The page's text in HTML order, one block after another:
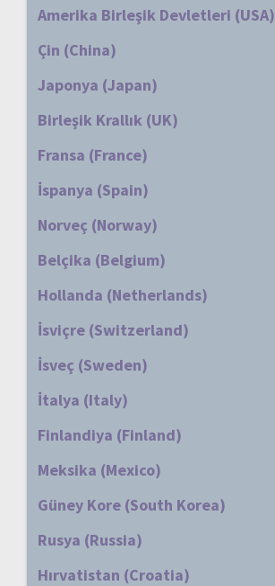
Amerika Birleşik Devletleri (USA)
Çin (China)
Japonya (Japan)
Birleşik Krallık (UK)
Fransa (France)
İspanya (Spain)
Norveç (Norway)
Belçika (Belgium)
Hollanda (Netherlands)
İsviçre (Switzerland)
İsveç (Sweden)
İtalya (Italy)
Finlandiya (Finland)
Meksika (Mexico)
Güney Kore (South Korea)
Rusya (Russia)
Hırvatistan (Croatia)